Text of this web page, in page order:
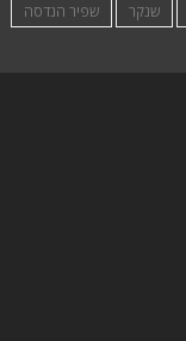
שנקר שפיר הנדסה